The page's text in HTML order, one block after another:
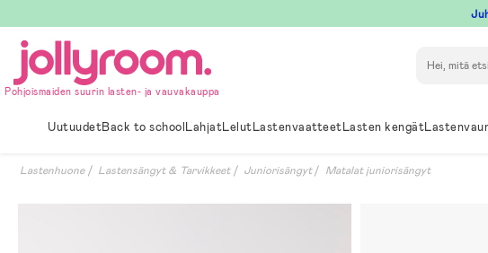
till
innehållet
Pohjoismaiden suurin lasten- ja vauvakauppa
UutuudetBack to schoolLahjatLelutLastenvaatteetLasten kengät
Lastenhuone Lastensängyt & Tarvikkeet Juniorisängyt Matalat juniorisängyt